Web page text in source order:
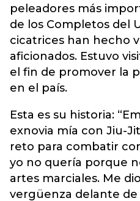
peleadores más
de los Completos del
cicatrices han hecho
aficionados. Estuvo
el fin de promover la
en el país.
Esta es su historia:
exnovia mía con Jiu-
reto para combatir
yo no quería porque
artes marciales. Me
vergüenza delante de